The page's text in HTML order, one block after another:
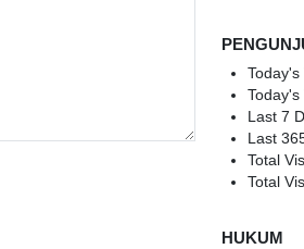
Last 7
Last
Total
Total
HUKUM